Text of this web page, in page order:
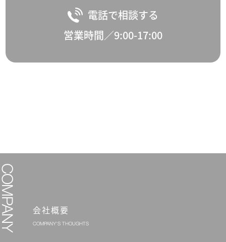
電話で相談する
営業時間／9:00-17:00
会社概要